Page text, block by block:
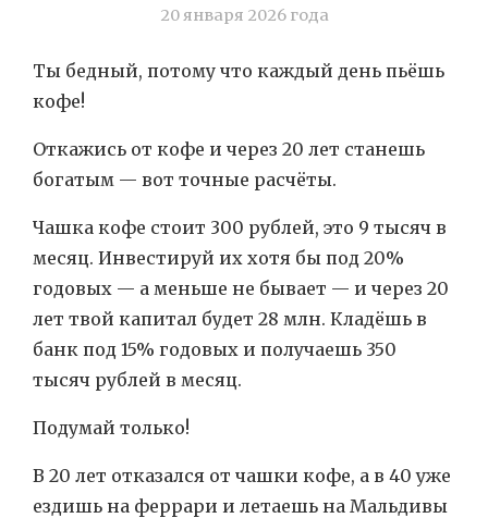
20 января 2026 года
Ты бедный, потому что каждый день пьёшь
кофе!
Откажись от кофе и через 20 лет станешь
богатым — вот точные расчёты.
Чашка кофе стоит 300 рублей, это 9 тысяч в
месяц. Инвестируй их хотя бы под 20%
годовых — а меньше не бывает — и через 20
лет твой капитал будет 28 млн. Кладёшь в
банк под 15% годовых и получаешь 350
тысяч рублей в месяц.
Подумай только!
В 20 лет отказался от чашки кофе, а в 40 уже
ездишь на феррари и летаешь на Мальдивы